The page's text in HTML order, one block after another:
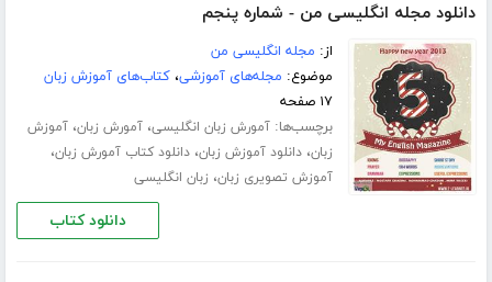
دانلود مجله انگلیسی من - شماره پنجم
از: مجله انگلیسی من
موضوع: مجله‌های آموزشی،کتاب‌های آموزش زبان
۱۷ صفحه
برچسب‌ها:آمورش زبان انگلیسی،آمورش زبان،آموزش
زبان،دانلود آموزش زبان،دانلود کتاب آمورش زبان،
آموزش تصویری زبان، زبان انگلیسی
دانلود کتاب